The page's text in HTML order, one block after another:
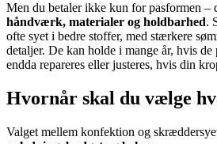
Men du betaler ikke kun for pasformen –
håndværk, materialer og holdbarhed.
ofte syet i bedre stoffer, med stærkere
detaljer. De kan holde i mange år, hvis de
endda repareres eller justeres, hvis din
Hvornår skal du vælge
Valget mellem konfektion og